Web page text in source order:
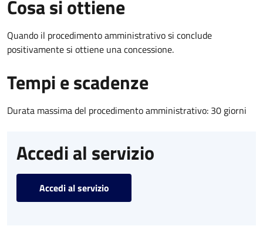
Cosa si ottiene
Quando il procedimento amministrativo si conclude
positivamente si ottiene una concessione.
Tempi e scadenze
Durata massima del procedimento amministrativo: 30 giorni
Accedi al servizio
Accedi al servizio